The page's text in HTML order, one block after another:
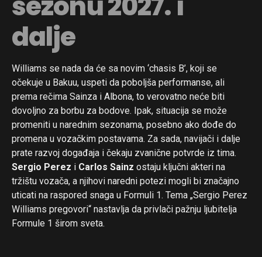
dalje
Williams se nada da će sa novim ‘chasis B’, koji se
očekuje u Bakuu, uspeti da poboljša performanse, ali
prema rečima Sainza i Albona, to verovatno neće biti
dovoljno za borbu za bodove. Ipak, situacija se može
promeniti u narednim sezonama, posebno ako dođe do
promena u vozačkim postavama. Za sada, navijači i dalje
prate razvoj događaja i čekaju zvanične potvrde iz tima.
Sergio Perez i Carlos Sainz ostaju ključni akteri na
tržištu vozača, a njihovi naredni potezi mogli bi značajno
uticati na raspored snaga u Formuli 1. Tema „Sergio Perez
Williams pregovori“ nastavlja da privlači pažnju ljubitelja
Formule 1 širom sveta.